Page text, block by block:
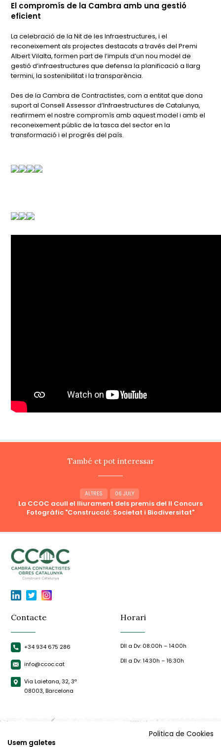
El compromís de la Cambra amb una gestió
eficient
La celebració de la Nit de les Infraestructures, i el
reconeixement als projectes destacats a través del Premi
Albert Vilalta, formen part de l’impuls d’un nou model de
gestió d’infraestructures que defensa la planificació a llarg
termini, la sostenibilitat i la transparència.
Des de la Cambra de Contractistes, com a entitat que dona
suport al Consell Assessor d’Infraestructures de Catalunya,
reafirmem el nostre compromís amb aquest model i amb el
reconeixement públic de la tasca del sector en la
transformació i el progrés del país.
També et pot interessar
ALTRES 06 JULY
La CCOC acull el lliurament dels premis del II Concurs
Fotogràfic "Construcció: Societat i Biodiversitat"
Contacte
+34 934 675 286
info@ccoc.cat
Via Laietana, 32, 3ª
08003, Barcelona
Horari
Dll a Dv: 08:00h – 14:00h
Dll a Dv: 14:30h – 16:30h
Politica de Cookies
Usem galetes